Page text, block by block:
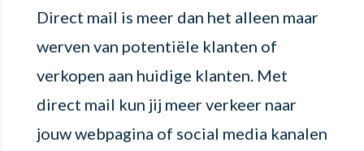
Direct mail is meer dan het alleen maar
werven van potentiële klanten of
verkopen aan huidige klanten. Met
direct mail kun jij meer verkeer naar
jouw webpagina of social media kanalen